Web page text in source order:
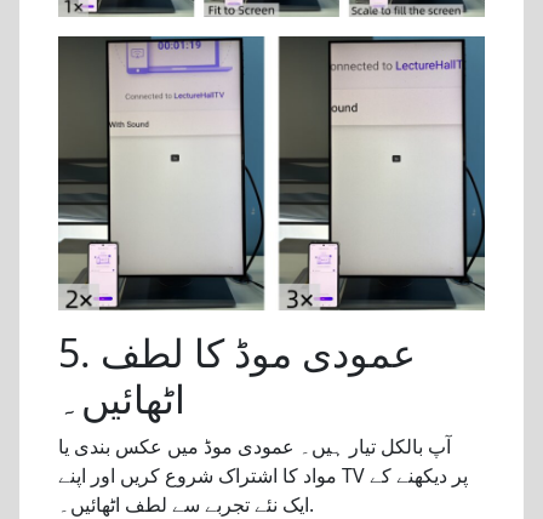
5. عمودی موڈ کا لطف
اٹھائیں۔
آپ بالکل تیار ہیں۔ عمودی موڈ میں عکس بندی یا
مواد کا اشتراک شروع کریں اور اپنے TV پر دیکھنے کے
ایک نئے تجربے سے لطف اٹھائیں۔.